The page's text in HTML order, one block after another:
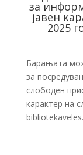
за
јавен
2025
Барањата
за
слободен
карактер на